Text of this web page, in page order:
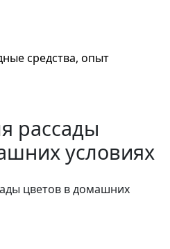
средства, опыт
рассады
условиях
цветов в домашних